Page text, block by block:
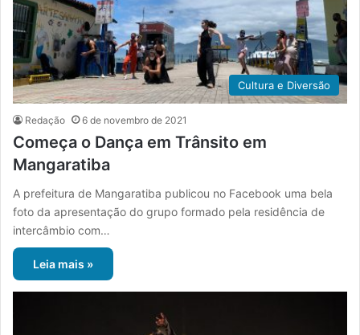
Cultura e Diversão
Redação 6 de novembro de 2021
Começa o Dança em Trânsito em
Mangaratiba
A prefeitura de Mangaratiba publicou no Facebook uma bela
foto da apresentação do grupo formado pela residência de
intercâmbio com…
Leia mais »